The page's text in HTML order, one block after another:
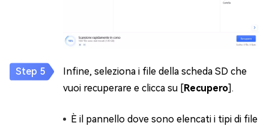
Infine, seleziona i file della scheda SD che
vuoi recuperare e clicca su [Recupero].
È il pannello dove sono elencati i tipi di file